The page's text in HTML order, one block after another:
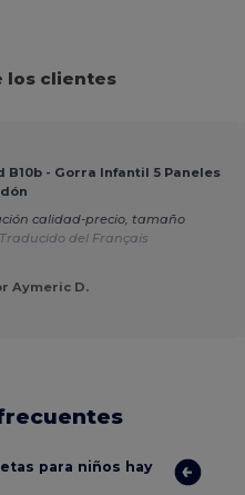
los clientes
B10b - Gorra Infantil 5 Paneles
calidad-precio, tamaño
Traducido del Français
Aymeric D.
para niños hay